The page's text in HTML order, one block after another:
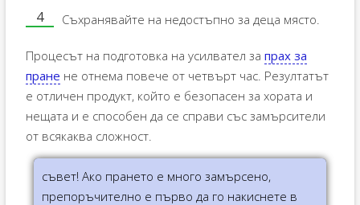
Съхранявайте на недостъпно за деца място.
Процесът на подготовка на усилвател за прах за
пране не отнема повече от четвърт час. Резултатът
е отличен продукт, който е безопасен за хората и
нещата и е способен да се справи със замърсители
от всякаква сложност.
съвет! Ако прането е много замърсено,
препоръчително е първо да го накиснете в